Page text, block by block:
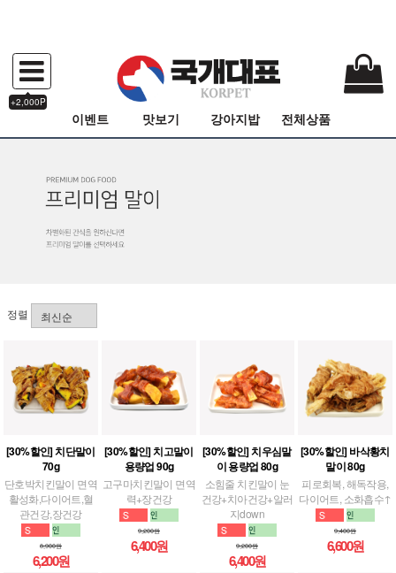
+2,000P
이벤트 맛보기 강아지밥 전체상품
정렬
[30%할인] 치단말이
70g
단호박치킨말이 면역
활성화,다이어트,혈
관건강,장건강
8,900원
6,200원
[30%할인] 치고말이
용량업 90g
고구마치킨말이 면역
력+장건강
9,200원
6,400원
[30%할인] 치우심말
이 용량업 80g
소힘줄 치킨말이 눈
건강+치아건강+알러
지down
9,200원
6,400원
[30%할인] 바삭황치
말이 80g
피로회복, 해독작용,
다이어트, 소화흡수↑
9,400원
6,600원